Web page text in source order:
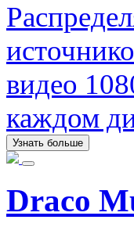
видео
каждом
Узнать больше
Draco